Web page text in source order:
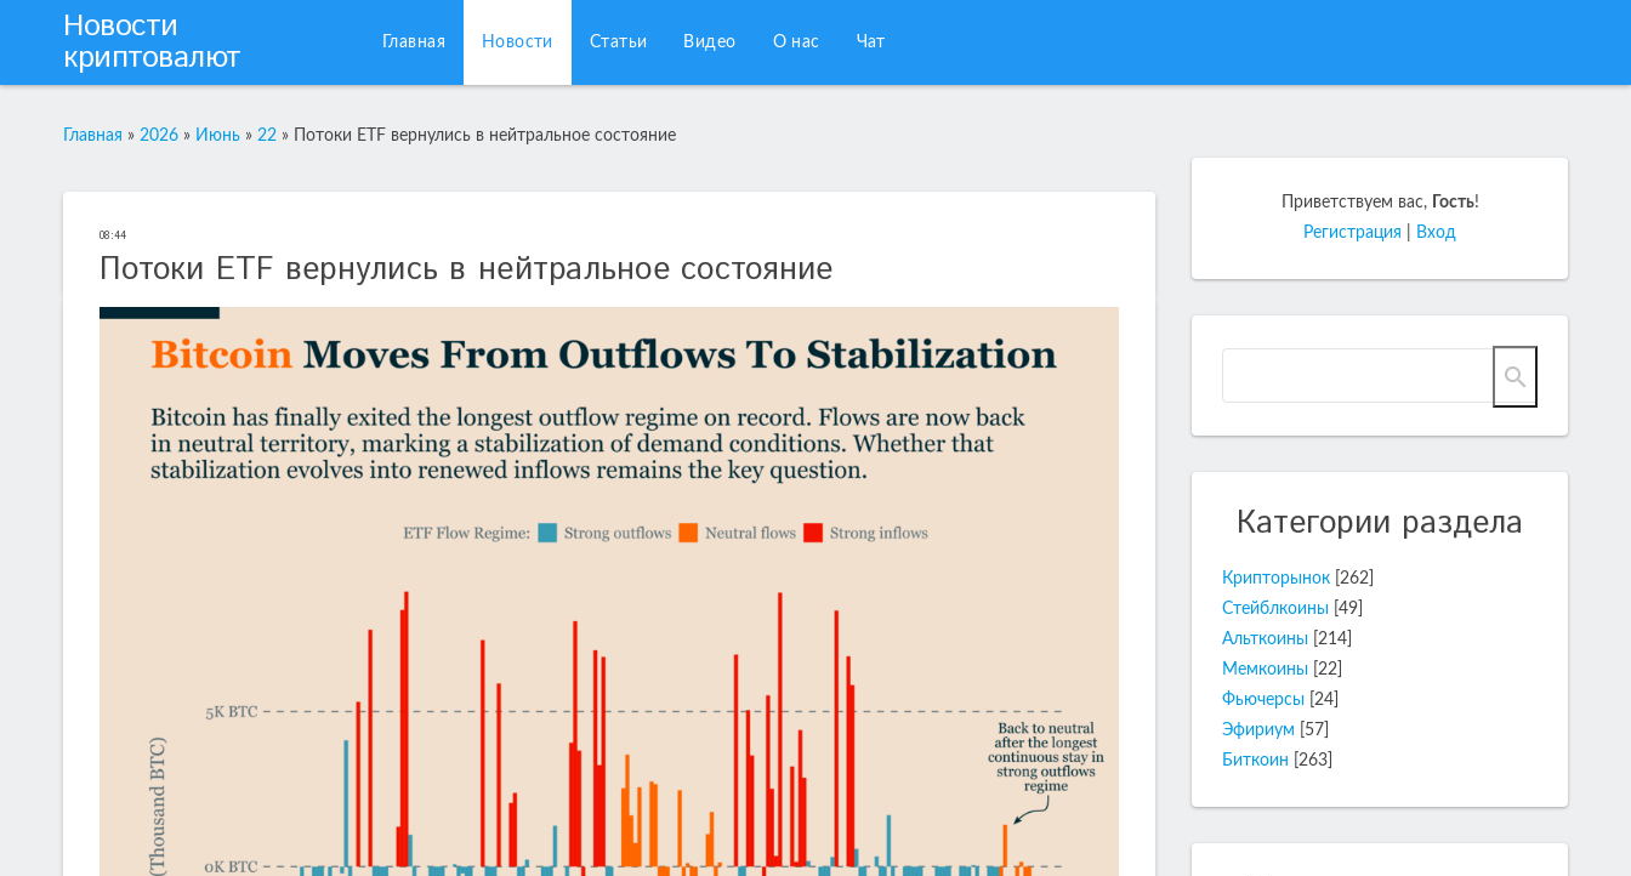
Новости
криптовалют Главная Новости Статьи Видео О нас Чат
Главная » 2026 » Июнь » 22 » Потоки ETF вернулись в нейтральное состояние
08:44
Потоки ETF вернулись в нейтральное состояние
Приветствуем вас, Гость!
Регистрация
Вход
Категории раздела
Крипторынок [262]
Стейблкоины [49]
Альткоины [214]
Мемкоины [22]
Фьючерсы [24]
Эфириум
[57]
Биткоин
[263]